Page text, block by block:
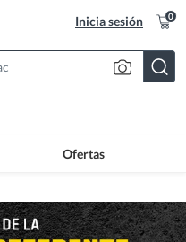
Inicia sesión 0
Ofertas